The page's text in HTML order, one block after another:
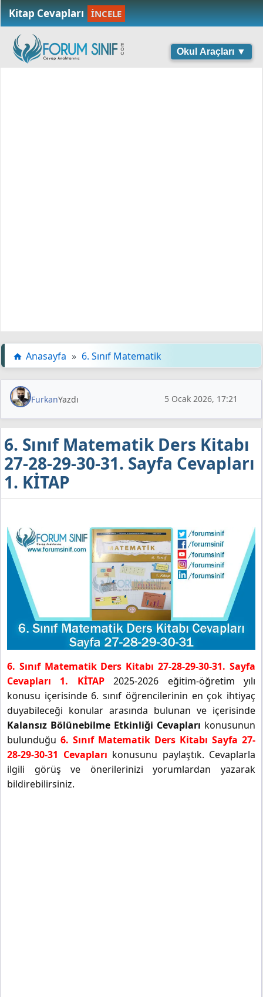
Kitap Cevapları İNCELE
Okul Araçları ▼
Anasayfa » 6. Sınıf Matematik
FurkanYazdı 5 Ocak 2026, 17:21
6. Sınıf Matematik Ders Kitabı
27-28-29-30-31. Sayfa Cevapları
1. KİTAP
6. Sınıf Matematik Ders Kitabı 27-28-29-30-31. Sayfa
Cevapları 1. KİTAP2025-2026 eğitim-öğretim yılı
konusu içerisinde 6. sınıf öğrencilerinin en çok ihtiyaç
duyabileceği konular arasında bulunan ve içerisinde
Kalansız Bölünebilme Etkinliği Cevapları konusunun
bulunduğu 6. Sınıf Matematik Ders Kitabı Sayfa 27-
28-29-30-31 Cevapları konusunu paylaştık. Cevaplarla
ilgili görüş ve önerilerinizi yorumlardan yazarak
bildirebilirsiniz.